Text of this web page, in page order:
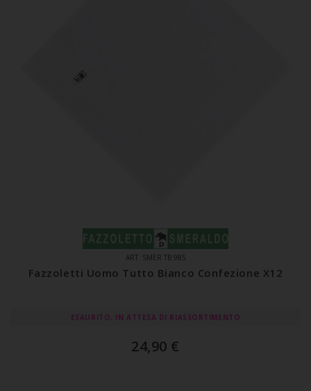
ART. SMER TB 985
Fazzoletti Uomo Tutto Bianco Confezione X12
ESAURITO, IN ATTESA DI RIASSORTIMENTO
24,90 €